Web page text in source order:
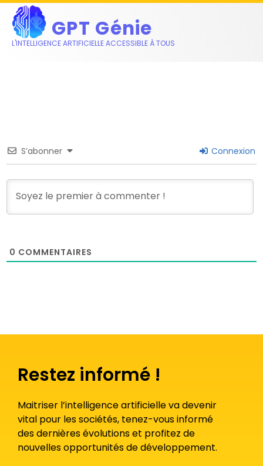
GPT Génie
L'INTELLIGENCE ARTIFICIELLE ACCESSIBLE À TOUS
S’abonner Connexion
0 COMMENTAIRES
Restez informé !
Maitriser l’intelligence artificielle va devenir
vital pour les sociétés, tenez-vous informé
des dernières évolutions et profitez de
nouvelles opportunités de développement.